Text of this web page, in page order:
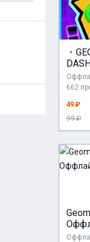
・
662
49 ₽
99 ₽
[24/7]